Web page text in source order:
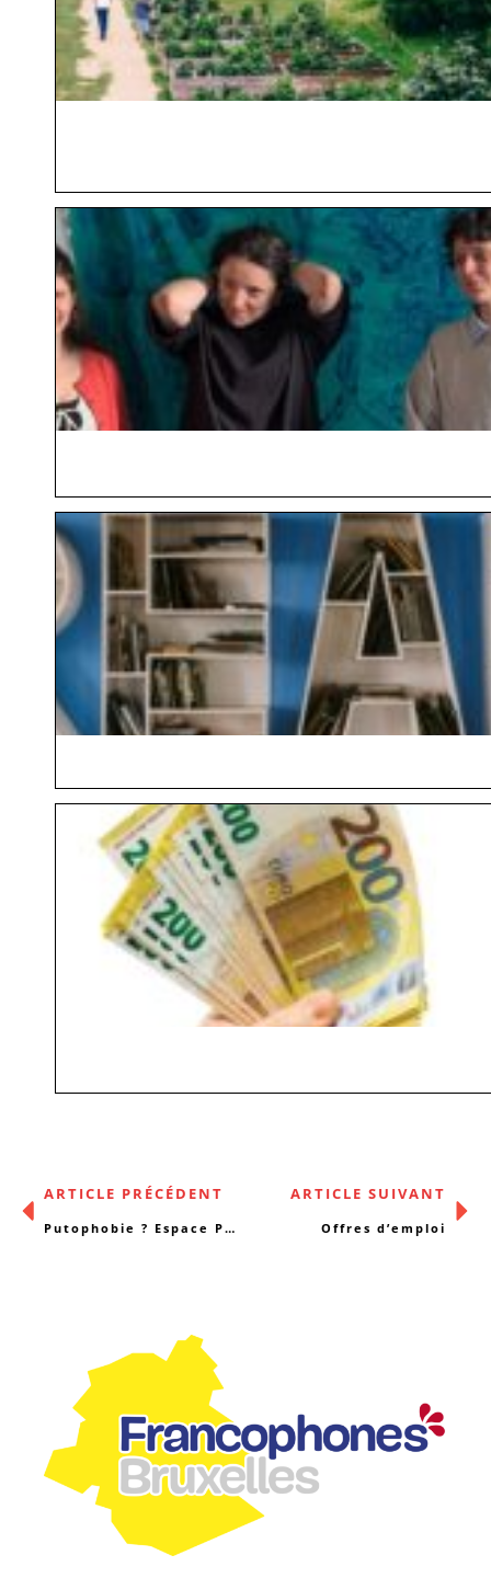
ARTICLE PRÉCÉDENT
Putophobie ? Espace P… 30 ans de combat !
ARTICLE SUIVANT
Offres d’emploi